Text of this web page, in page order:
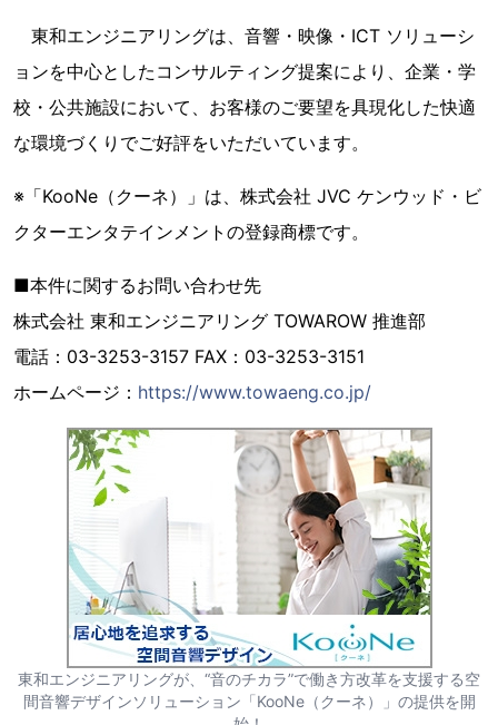
東和エンジニアリングは、音響・映像・ICT ソリューシ
ョンを中心としたコンサルティング提案により、企業・学
校・公共施設において、お客様のご要望を具現化した快適
な環境づくりでご好評をいただいています。
※「KooNe（クーネ）」は、株式会社 JVC ケンウッド・ビ
クターエンタテインメントの登録商標です。
■本件に関するお問い合わせ先
株式会社 東和エンジニアリング TOWAROW 推進部
電話：03-3253-3157 FAX：03-3253-3151
ホームページ： https://www.towaeng.co.jp/
東和エンジニアリングが、“音のチカラ”で働き方改革を支援する空
間音響デザインソリューション「KooNe（クーネ）」の提供を開